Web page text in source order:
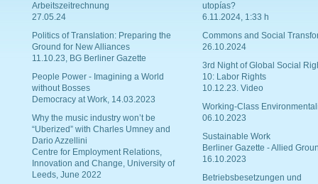
Arbeitszeitrechnung
27.05.24
Politics of Translation: Preparing the
Ground for New Alliances
11.10.23, BG Berliner Gazette
People Power - Imagining a World
without Bosses
Democracy at Work, 14.03.2023
Why the music industry won’t be
“Uberized” with Charles Umney and
Dario Azzellini
Centre for Employment Relations,
Innovation and Change, University of
Leeds, June 2022
utopías?
6.11.2024, 1:33 h
Commons and Social
26.10.2024
3rd Night of Global Social
10: Labor Rights
10.12.23. Video
Working-Class
06.10.2023
Sustainable Work
Berliner Gazette - Allied
16.10.2023
Betriebsbesetzungen und